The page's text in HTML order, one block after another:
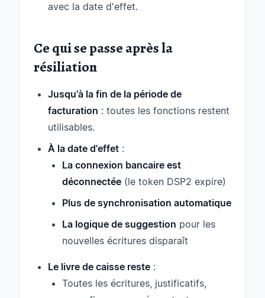
avec la date d'effet.
Ce qui se passe après la
résiliation
Jusqu'à la fin de la période de
facturation : toutes les fonctions restent
utilisables.
À la date d'effet :
La connexion bancaire est
déconnectée (le token DSP2 expire)
Plus de synchronisation automatique
La logique de suggestion pour les
nouvelles écritures disparaît
Le livre de caisse reste :
Toutes les écritures, justificatifs,